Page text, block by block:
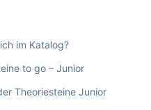
im Katalog?
to go – Junior
Theoriesteine Junior